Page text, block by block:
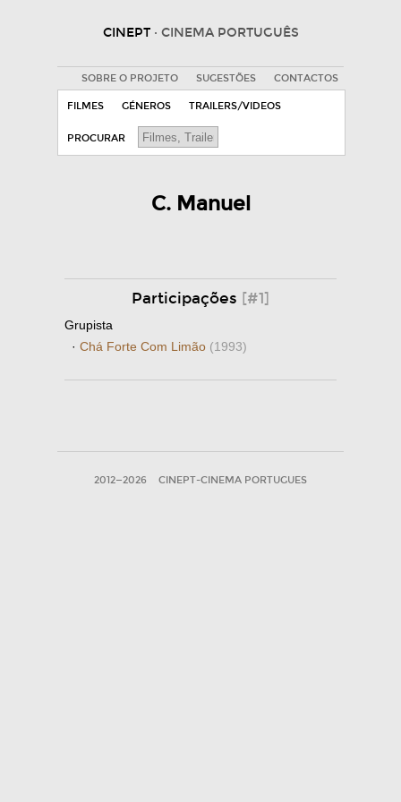
CINEPT · CINEMA PORTUGUÊS
SOBRE O PROJETO SUGESTÕES CONTACTOS
FILMES GÉNEROS TRAILERS/VIDEOS
PROCURAR
C. Manuel
Participações [#1]
Grupista
· Chá Forte Com Limão (1993)
2012—2026 CINEPT-CINEMA PORTUGUES